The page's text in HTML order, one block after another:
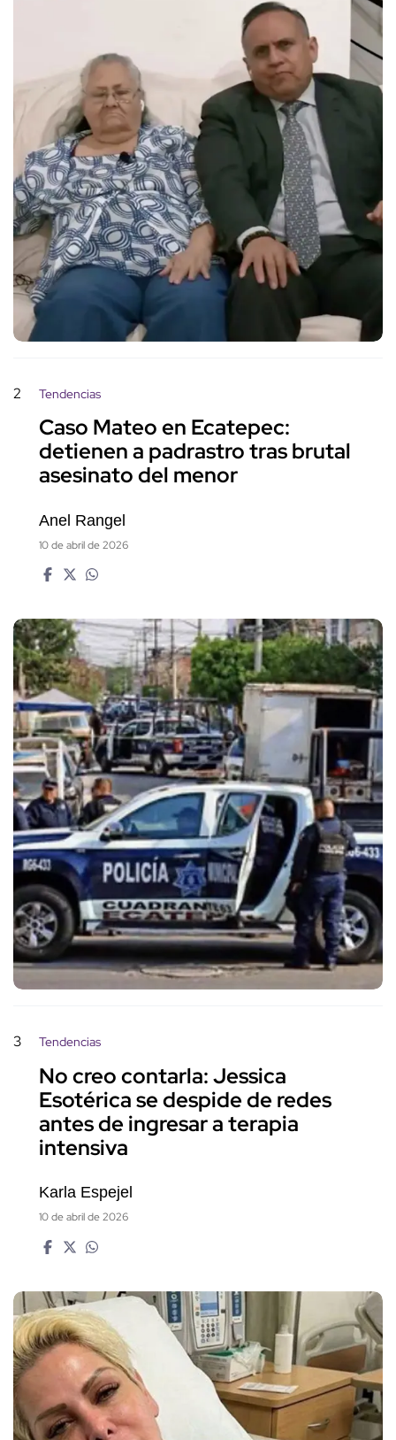
2 Tendencias
Caso Mateo en Ecatepec:
detienen a padrastro tras brutal
asesinato del menor
Anel Rangel
10 de abril de 2026
3 Tendencias
No creo contarla: Jessica
Esotérica se despide de redes
antes de ingresar a terapia
intensiva
Karla Espejel
10 de abril de 2026